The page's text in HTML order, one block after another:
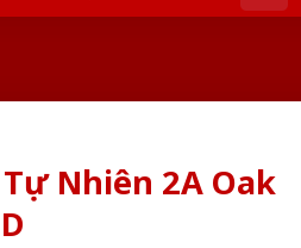
Nhiên 2A Oak